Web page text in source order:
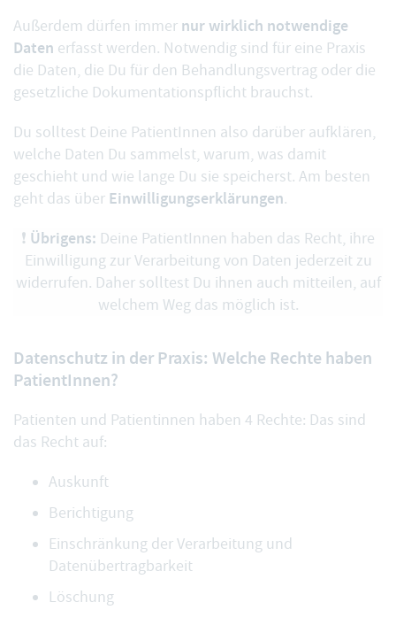
Außerdem dürfen immer nur wirklich notwendige
Daten erfasst werden. Notwendig sind für eine Praxis
die Daten, die Du für den Behandlungsvertrag oder die
gesetzliche Dokumentationspflicht brauchst.
Du solltest Deine PatientInnen also darüber aufklären,
welche Daten Du sammelst, warum, was damit
geschieht und wie lange Du sie speicherst. Am besten
geht das über Einwilligungserklärungen.
❗️ Übrigens: Deine PatientInnen haben das Recht, ihre
Einwilligung zur Verarbeitung von Daten jederzeit zu
widerrufen. Daher solltest Du ihnen auch mitteilen, auf
welchem Weg das möglich ist.
Datenschutz in der Praxis: Welche Rechte haben
PatientInnen?
Patienten und Patientinnen haben 4 Rechte: Das sind
das Recht auf:
Auskunft
Berichtigung
Einschränkung der Verarbeitung und
Datenübertragbarkeit
Löschung